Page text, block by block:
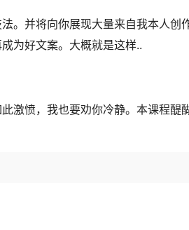
。并将向你展现大量来自我本人
为好文案。大概就是这样..
激愤，我也要劝你冷静。本课程